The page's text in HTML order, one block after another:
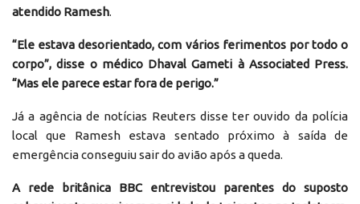
atendido Ramesh.
“Ele estava desorientado, com vários ferimentos por todo o
corpo”, disse o médico Dhaval Gameti à Associated Press.
“Mas ele parece estar fora de perigo.”
Já a agência de notícias Reuters disse ter ouvido da polícia
local que Ramesh estava sentado próximo à saída de
emergência conseguiu sair do avião após a queda.
A rede britânica BBC entrevistou parentes do suposto